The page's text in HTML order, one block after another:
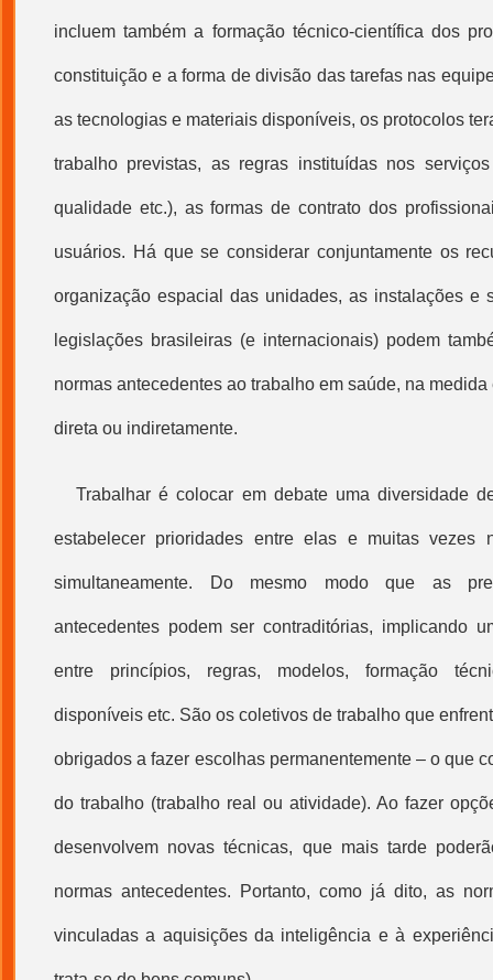
incluem também a formação técnico-científica dos
constituição e a forma de divisão das tarefas nas
as tecnologias e materiais disponíveis, os protocolos
trabalho previstas, as regras instituídas nos
qualidade etc.), as formas de contrato dos
usuários. Há que se considerar conjuntamente os
organização espacial das unidades, as instalações e
legislações brasileiras (e internacionais) podem
normas antecedentes ao trabalho em saúde, na
direta ou indiretamente.
Trabalhar é colocar em debate uma diversidade
estabelecer prioridades entre elas e muitas vezes
simultaneamente. Do mesmo modo que as
antecedentes podem ser contraditórias, implicando
entre princípios, regras, modelos, formação
disponíveis etc. São os coletivos de trabalho que
obrigados a fazer escolhas permanentemente – o que
do trabalho (trabalho real ou atividade). Ao fazer
desenvolvem novas técnicas, que mais tarde
normas antecedentes. Portanto, como já dito, as
vinculadas a aquisições da inteligência e à